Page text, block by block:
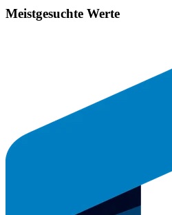
Meistgesuchte Werte